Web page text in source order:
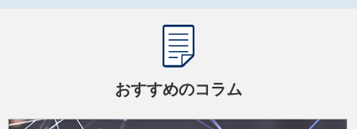
おすすめのコラム